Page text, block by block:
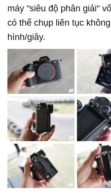
máy "siêu độ phân giải"
có thể chụp liên tục
hình/giây.